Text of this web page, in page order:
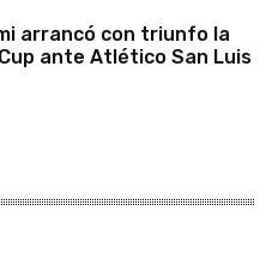
arrancó con triunfo la
ante Atlético San Luis